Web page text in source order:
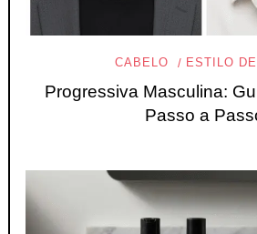
CABELO ESTILO
Progressiva Masculina:
Passo a